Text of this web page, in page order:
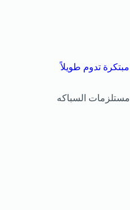
مستلزمات السباكه